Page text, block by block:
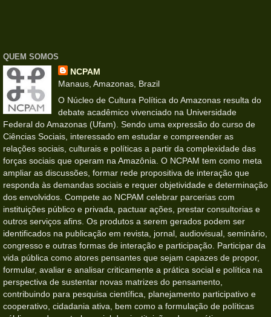
QUEM SOMOS
NCPAM
Manaus, Amazonas, Brazil
O Núcleo de Cultura Política do Amazonas resulta do
debate acadêmico vivenciado na Universidade
Federal do Amazonas (Ufam). Sendo uma expressão do curso de
Ciências Sociais, interessado em estudar e compreender as
relações sociais, culturais e políticas a partir da complexidade das
forças sociais que operam na Amazônia. O NCPAM tem como meta
ampliar as discussões, formar rede propositiva de interação que
responda às demandas sociais e requer objetividade e determinação
dos envolvidos. Compete ao NCPAM celebrar parcerias com
instituições público e privada, pactuar ações, prestar consultorias e
outros serviços afins. Os produtos a serem gerados podem ser
identificados na publicação em revista, jornal, audiovisual, seminário,
congresso e outras formas de interação e participação. Participar da
vida pública como atores pensantes que sejam capazes de propor,
formular, avaliar e analisar criticamente a prática social e política na
perspectiva de sustentar novas matrizes do pensamento,
contribuindo para pesquisa científica, planejamento participativo e
cooperativo, cidadania ativa, bem como a formulação de políticas